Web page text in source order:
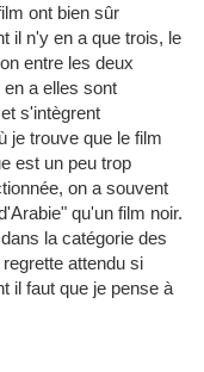
ont bien sûr
il n'y en a que trois, le
entre les deux
a elles sont
s'intègrent
je trouve que le film
est un peu trop
on a souvent
qu'un film noir.
la catégorie des
attendu si
il faut que je pense à